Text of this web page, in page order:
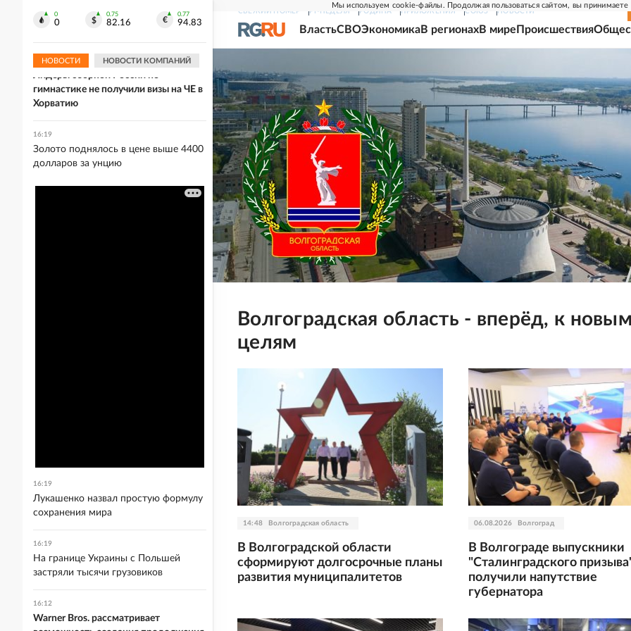
Мы используем cookie-файлы. Продолжая пользоваться сайтом, вы принимаете
СВЕЖИЙ НОМЕР РГ-НЕДЕЛЯ РОДИНА ПРИЛОЖЕНИЯ СОЮЗ НОВОСТИ
ВластьСВОЭкономикаВ регионахВ мире Происшествия
Волгоградская область - вперёд, к
целям
14:48 Волгоградская область
В Волгоградской области
сформируют долгосрочные планы
развития муниципалитетов
06.08.2026 Волгоград
В Волгограде выпускники
"Сталинградского
получили напутствие
губернатора
0
0
0.75
82.16
0.77
94.83
НОВОСТИ НОВОСТИ КОМПАНИЙ
FT: Лидеры стран ЕС опасаются, что
16:32
Лидеры сборной России по
гимнастике не получили визы на ЧЕ в
Хорватию
16:19
Золото поднялось в цене выше 4400
долларов за унцию
16:19
Лукашенко назвал простую формулу
сохранения мира
16:19
На границе Украины с Польшей
застряли тысячи грузовиков
16:12
Warner Bros. рассматривает